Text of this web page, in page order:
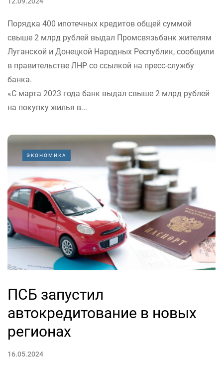
Порядка 400 ипотечных кредитов общей суммой
свыше 2 млрд рублей выдал Промсвязьбанк жителям
Луганской и Донецкой Народных Республик, сообщили
в правительстве ЛНР со ссылкой на пресс-службу
банка.
«С марта 2023 года банк выдал свыше 2 млрд рублей
на покупку жилья в...
ЭКОНОМИКА
ПСБ запустил
автокредитование в новых
регионах
16.05.2024